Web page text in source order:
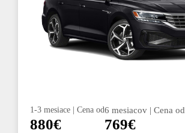
1-3 mesiace | Cena od
880€
6 mesiacov | Cena od
769€